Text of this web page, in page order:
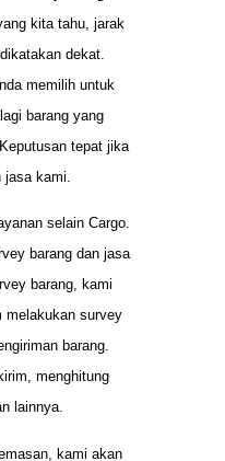
kita tahu, jarak
dekat.
memilih untuk
barang yang
tepat jika
kami.
selain Cargo.
barang dan jasa
barang, kami
melakukan survey
barang.
menghitung
lainnya.
kami akan